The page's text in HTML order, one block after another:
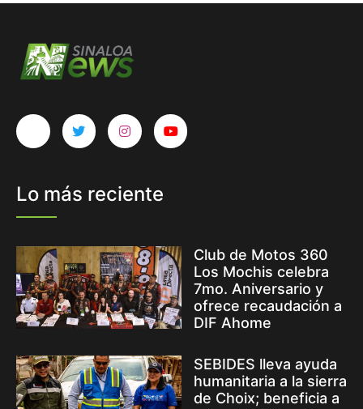
Lo más reciente
Club de Motos 360
Los Mochis celebra
7mo. Aniversario y
ofrece recaudación a
DIF Ahome
SEBIDES lleva ayuda
humanitaria a la sierra
de Choix; beneficia a